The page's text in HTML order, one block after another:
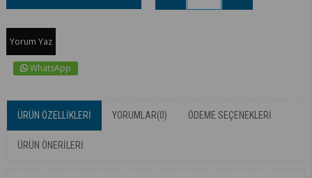
Yorum Yaz
WhatsApp
ÜRÜN ÖZELLIKLERI YORUMLAR(0) ÖDEME SEÇENEKLERI
ÜRÜN ÖNERILERI